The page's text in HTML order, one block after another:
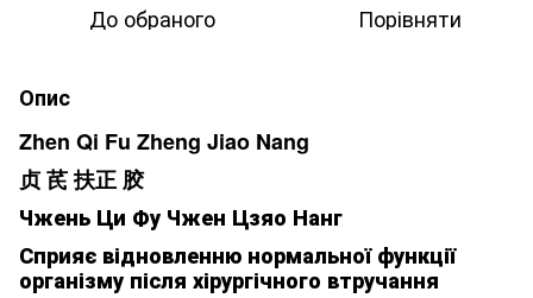
До обраного Порівняти
Опис
Zhen Qi Fu Zheng Jiao Nang
贞 芪 扶正 胶
Чжень Ци Фу Чжен Цзяо Нанг
Сприяє відновленню нормальної функції
організму після хірургічного втручання